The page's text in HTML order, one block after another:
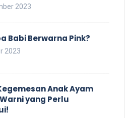
2023
Babi Berwarna Pink?
2023
Anak Ayam
yang Perlu